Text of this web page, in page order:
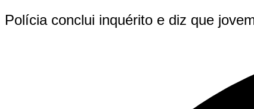
Polícia conclui inquérito e diz que